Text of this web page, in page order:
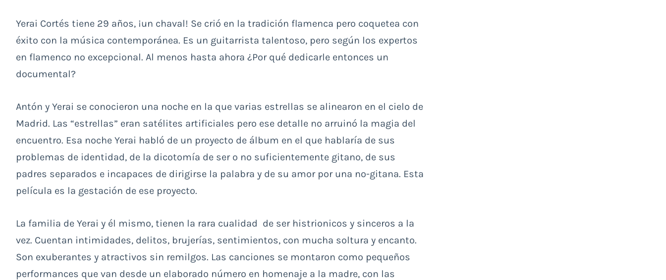
Yerai Cortés tiene 29 años, ¡un chaval! Se crió en la tradición flamenca pero coquetea con
éxito con la música contemporánea. Es un guitarrista talentoso, pero según los expertos
en flamenco no excepcional. Al menos hasta ahora ¿Por qué dedicarle entonces un
documental?
Antón y Yerai se conocieron una noche en la que varias estrellas se alinearon en el cielo de
Madrid. Las “estrellas” eran satélites artificiales pero ese detalle no arruinó la magia del
encuentro. Esa noche Yerai habló de un proyecto de álbum en el que hablaría de sus
problemas de identidad, de la dicotomía de ser o no suficientemente gitano, de sus
padres separados e incapaces de dirigirse la palabra y de su amor por una no-gitana. Esta
película es la gestación de ese proyecto.
La familia de Yerai y él mismo, tienen la rara cualidad de ser histrionicos y sinceros a la
vez. Cuentan intimidades, delitos, brujerías, sentimientos, con mucha soltura y encanto.
Son exuberantes y atractivos sin remilgos. Las canciones se montaron como pequeños
performances que van desde un elaborado número en homenaje a la madre, con las